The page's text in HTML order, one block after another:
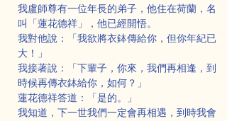
我盧師尊有一位年長的弟子，他住在荷蘭，名
叫「蓮花德祥」，他已經開悟。
我對他說：「我欲將衣鉢傳給你，但你年紀已
大！」
我接著說：「下輩子，你來，我們再相逢，到
時候再傳衣鉢給你，如何？」
蓮花德祥答道：「是的。」
我知道，下一世我們一定會再相遇，到時我會